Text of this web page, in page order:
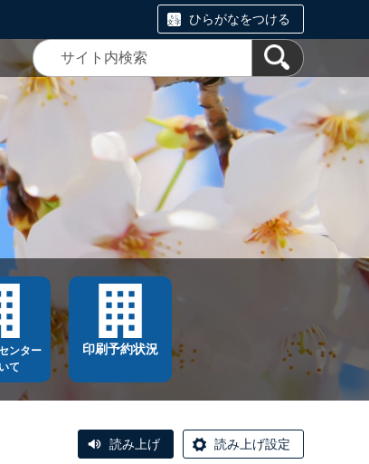
ひらがなをつける
ンター
て
印刷予約状況
読み上げ 読み上げ設定